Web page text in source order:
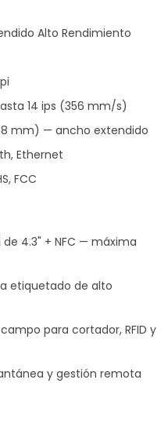
Alto Rendimiento
14 ips (356 mm/s)
mm) — ancho extendido
Ethernet
FCC
4.3" + NFC — máxima
etiquetado de alto
para cortador, RFID y
y gestión remota